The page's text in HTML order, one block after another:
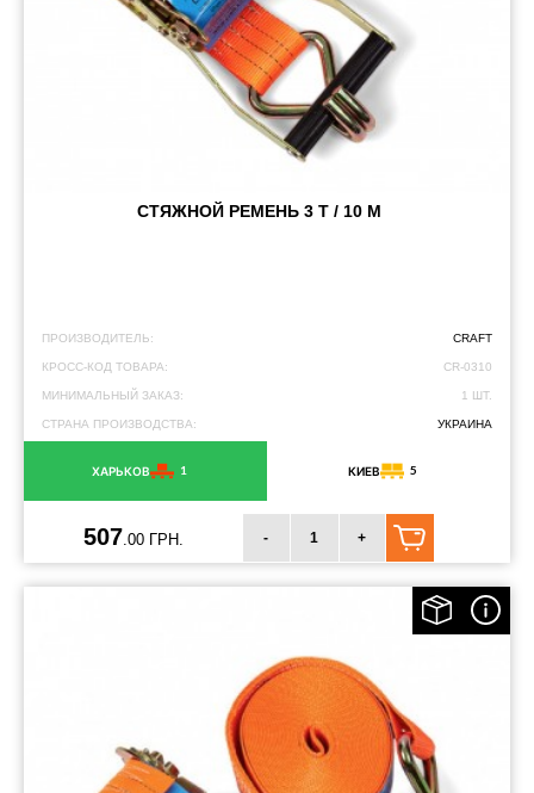
СТЯЖНОЙ РЕМЕНЬ 3 Т / 10 М
ПРОИЗВОДИТЕЛЬ: CRAFT
КРОСС-КОД ТОВАРА: CR-0310
МИНИМАЛЬНЫЙ ЗАКАЗ: 1 ШТ.
СТРАНА ПРОИЗВОДСТВА: УКРАИНА
ХАРЬКОВ 1 КИЕВ 5
507 .00 ГРН. - +